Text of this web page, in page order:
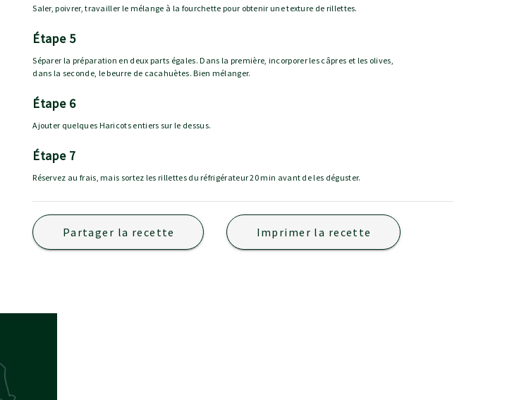
Saler, poivrer, travailler le mélange à la fourchette pour obtenir une texture de rillettes.
étape 5
Séparer la préparation en deux parts égales. Dans la première, incorporer les câpres et les olives,
dans la seconde, le beurre de cacahuètes. Bien mélanger.
étape 6
Ajouter quelques Haricots entiers sur le dessus.
étape 7
Réservez au frais, mais sortez les rillettes du réfrigérateur 20 min avant de les déguster.
Partager la recette Imprimer la recette